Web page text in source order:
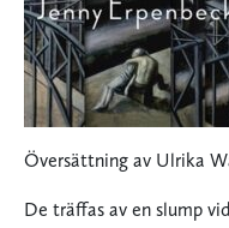
Översättning av Ulrika
De träffas av en slump